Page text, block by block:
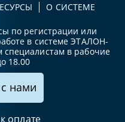
О СИСТЕМЕ
по регистрации или
в системе ЭТАЛОН-
в рабочие
18.00
нами
оплате